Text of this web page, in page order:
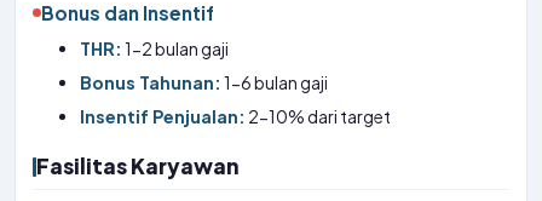
Bonus dan Insentif
THR: 1-2 bulan gaji
Bonus Tahunan: 1-6 bulan gaji
Insentif Penjualan: 2-10% dari target
Fasilitas Karyawan